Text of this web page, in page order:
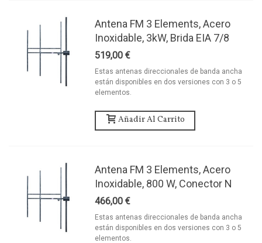
Antena FM 3 Elements, Acero
Inoxidable, 3kW, Brida EIA 7/8
519,00 €
Estas antenas direccionales de banda ancha
están disponibles en dos versiones con 3 o 5
elementos.
Añadir Al Carrito
Antena FM 3 Elements, Acero
Inoxidable, 800 W, Conector N
466,00 €
Estas antenas direccionales de banda ancha
están disponibles en dos versiones con 3 o 5
elementos.